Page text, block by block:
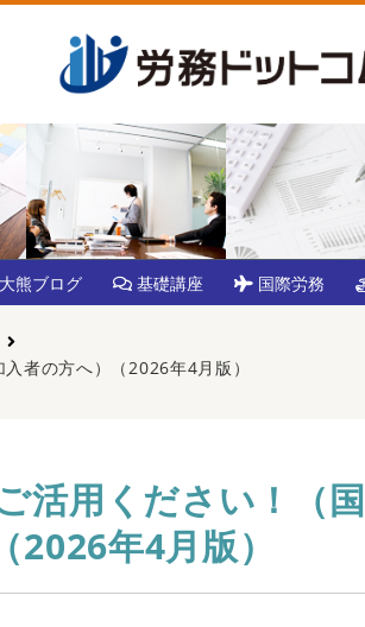
大熊ブログ 基礎講座 国際労務
者の方へ）（2026年4月版）
活用ください！（国
年4月版）